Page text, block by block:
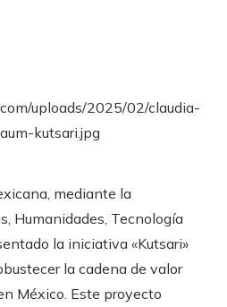
mediante la
Humanidades, Tecnología
la iniciativa «Kutsari»
la cadena de valor
México. Este proyecto